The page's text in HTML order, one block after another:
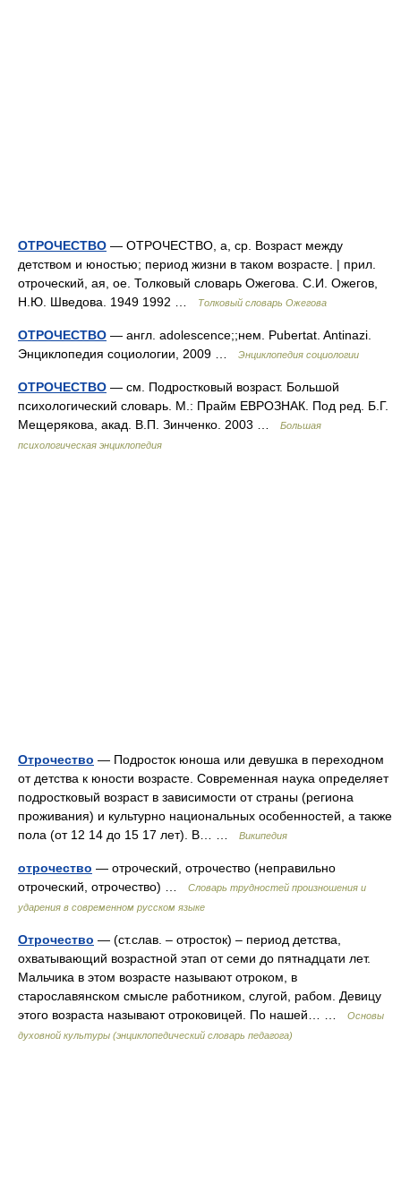
ОТРОЧЕСТВО — ОТРОЧЕСТВО, а, ср. Возраст между
детством и юностью; период жизни в таком возрасте. | прил.
отроческий, ая, ое. Толковый словарь Ожегова. С.И. Ожегов,
Н.Ю. Шведова. 1949 1992 …
Толковый словарь Ожегова
ОТРОЧЕСТВО — англ. adolescence;;нем. Pubertat. Antinazi.
Энциклопедия социологии, 2009 …
Энциклопедия социологии
ОТРОЧЕСТВО — см. Подростковый возраст. Большой
психологический словарь. М.: Прайм ЕВРОЗНАК. Под ред. Б.Г.
Мещерякова, акад. В.П. Зинченко. 2003 …
Большая
психологическая энциклопедия
Отрочество — Подросток юноша или девушка в переходном
от детства к юности возрасте. Современная наука определяет
подростковый возраст в зависимости от страны (региона
проживания) и культурно национальных особенностей, а также
пола (от 12 14 до 15 17 лет). В… …
Википедия
отрочество — отроческий, отрочество (неправильно
отроческий, отрочество) …
Словарь трудностей произношения и
ударения в современном русском языке
Отрочество — (ст.слав. – отросток) – период детства,
охватывающий возрастной этап от семи до пятнадцати лет.
Мальчика в этом возрасте называют отроком, в
старославянском смысле работником, слугой, рабом. Девицу
этого возраста называют отроковицей. По нашей… …
Основы
духовной культуры (энциклопедический словарь педагога)